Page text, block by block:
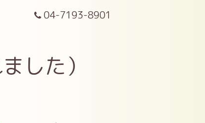
04-7193-8901
した）